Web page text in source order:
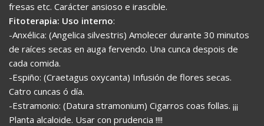
fresas etc. Carácter ansioso e irascible.
Fitoterapia: Uso interno:
-Anxélica: (Angelica silvestris) Amolecer durante 30 minutos
de raíces secas en auga fervendo. Una cunca despois de
cada comida.
-Espiño: (Craetagus oxycanta) Infusión de flores secas.
Catro cuncas ó día.
-Estramonio: (Datura stramonium) Cigarros coas follas. ¡¡¡
Planta alcaloide. Usar con prudencia !!!!